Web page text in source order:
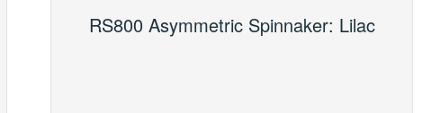
RS800 Asymmetric Spinnaker: Lilac